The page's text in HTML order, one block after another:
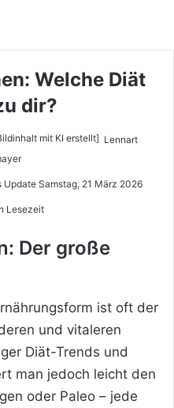
Welche Diät
dir?
Lennart
Update Samstag, 21 März 2026
Lesezeit
Der große
ist oft der
und vitaleren
Diät-Trends und
man jedoch leicht den
oder Paleo – jede